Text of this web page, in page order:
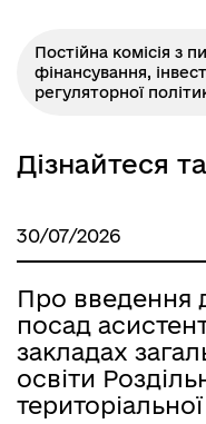
Постійна комісія з
фінансування,
регуляторної
Дізнайтеся
30/07/2026
Про введення
посад
закладах
освіти